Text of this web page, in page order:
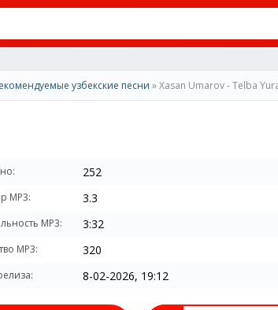
узбекские песни » Xasan Umarov - Telba
252
MP3: 3.3
MP3: 3:32
MP3: 320
8-02-2026, 19:12